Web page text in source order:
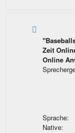
Zeit
Online
Sprache:
Native: